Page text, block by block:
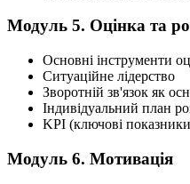
Модуль 5. Оцінка та
Основні інструменти
Ситуаційне лідерство
Зворотній зв'язок як
Індивідуальний план
KPI (ключові
Модуль 6. Мотивація